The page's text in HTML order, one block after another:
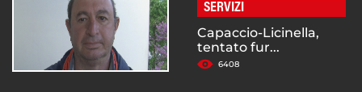
SERVIZI
Capaccio-Licinella,
tentato fur...
6408